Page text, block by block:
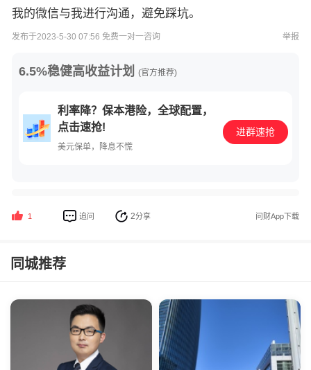
我的微信与我进行沟通，避免踩坑。
发布于2023-5-30 07:56 免费一对一咨询 举报
6.5%稳健高收益计划 (官方推荐)
利率降？保本港险，全球配置，
点击速抢!
美元保单，降息不慌
进群速抢
1 追问 2分享 问财App下载
同城推荐